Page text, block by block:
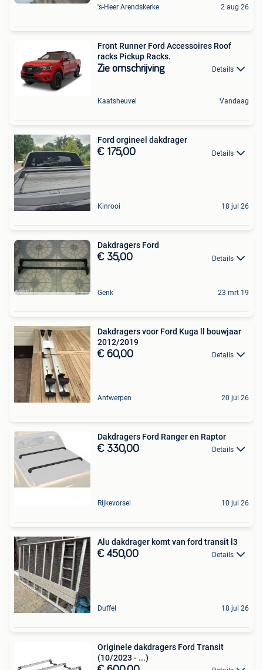
's-Heer Arendskerke 2 aug 26
Front Runner Ford Accessoires Roof
racks Pickup Racks.
Zie omschrijving Details
Kaatsheuvel Vandaag
Ford orgineel dakdrager
€ 175,00 Details
Kinrooi 18 jul 26
Dakdragers Ford
€ 35,00 Details
Genk 23 mrt 19
Dakdragers voor Ford Kuga ll bouwjaar
2012/2019
€ 60,00 Details
Antwerpen 20 jul 26
Dakdragers Ford Ranger en Raptor
€ 330,00 Details
Rijkevorsel 10 jul 26
Alu dakdrager komt van ford transit l3
€ 450,00 Details
Duffel 18 jul 26
Originele dakdragers Ford Transit
(10/2023 - ...)